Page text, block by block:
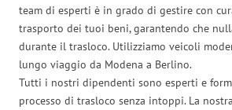
team di esperti è in grado di gestire con
trasporto dei tuoi beni, garantendo che
durante il trasloco. Utilizziamo veicoli
lungo viaggio da Modena a Berlino.
Tutti i nostri dipendenti sono esperti e
processo di trasloco senza intoppi. La